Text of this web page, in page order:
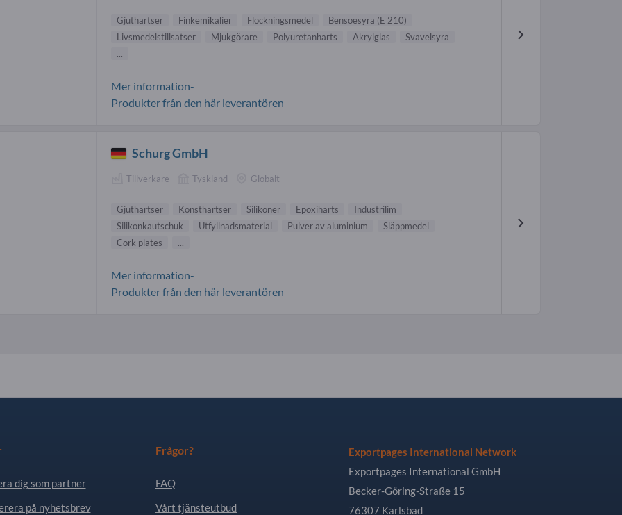
Gjuthartser Finkemikalier Flockningsmedel
Bensoesyra (E 210)
Livsmedelstillsatser
Mjukgörare Polyuretanharts Akrylglas
Svavelsyra
...
Mer information-
Produkter från den här leverantören
Schurg GmbH
Tillverkare Tyskland Globalt
Gjuthartser Konsthartser Silikoner Epoxiharts
Industrilim
Silikonkautschuk
Utfyllnadsmaterial Pulver av aluminium
Släppmedel
Cork plates
...
Mer information-
Produkter från den här leverantören
dig som partner
på nyhetsbrev
Frågor?
FAQ
Vårt tjänsteutbud
Exportpages International Network
Exportpages International GmbH
Becker-Göring-Straße 15
76307 Karlsbad